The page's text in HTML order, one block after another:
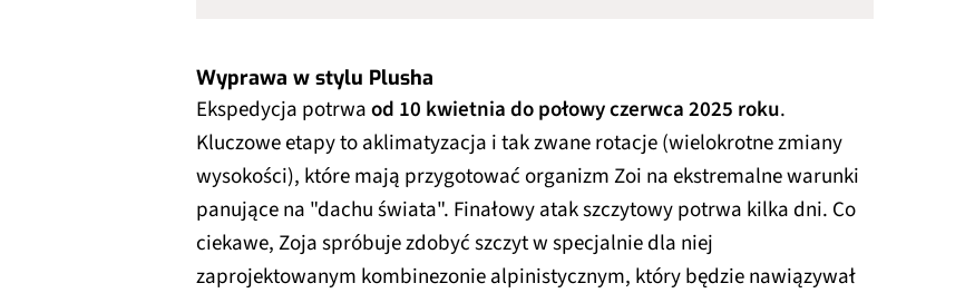
Wyprawa w stylu Plusha
Ekspedycja potrwaod 10 kwietnia do połowy czerwca 2025 roku.
Kluczowe etapy to aklimatyzacja i tak zwane rotacje (wielokrotne zmiany
wysokości), które mają przygotować organizm Zoi na ekstremalne warunki
panujące na "dachu świata". Finałowy atak szczytowy potrwa kilka dni. Co
ciekawe, Zoja spróbuje zdobyć szczyt w specjalnie dla niej
zaprojektowanym kombinezonie alpinistycznym, który będzie nawiązywał